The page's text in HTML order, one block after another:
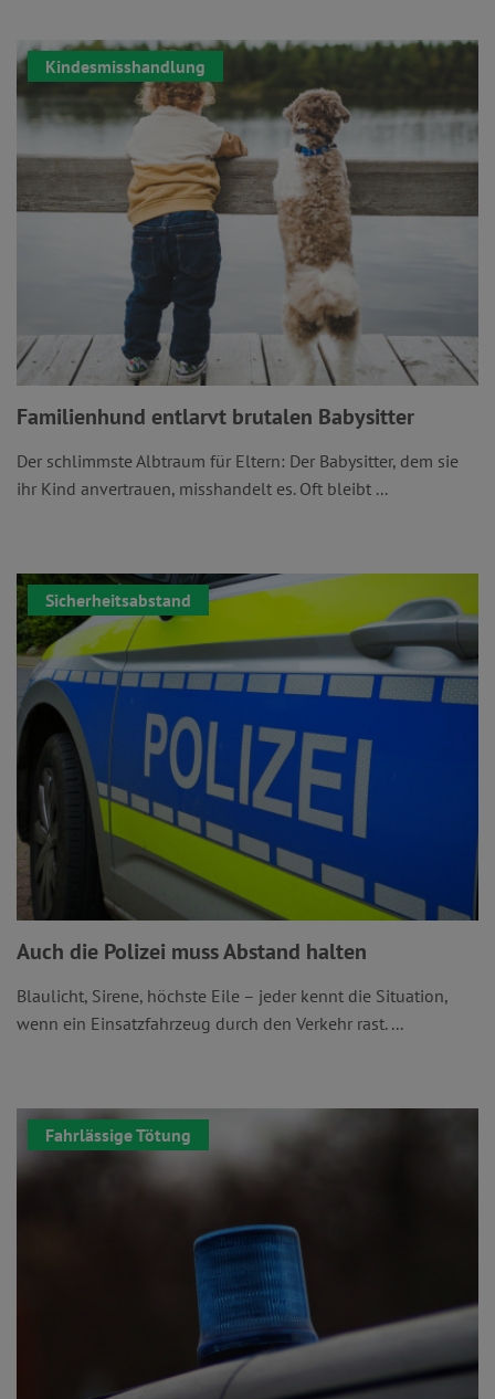
Kindesmisshandlung
Familienhund entlarvt brutalen Babysitter
Der schlimmste Albtraum für Eltern: Der Babysitter, dem sie
ihr Kind anvertrauen, misshandelt es. Oft bleibt ...
Sicherheitsabstand
Auch die Polizei muss Abstand halten
Blaulicht, Sirene, höchste Eile – jeder kennt die Situation,
wenn ein Einsatzfahrzeug durch den Verkehr rast. ...
Fahrlässige Tötung